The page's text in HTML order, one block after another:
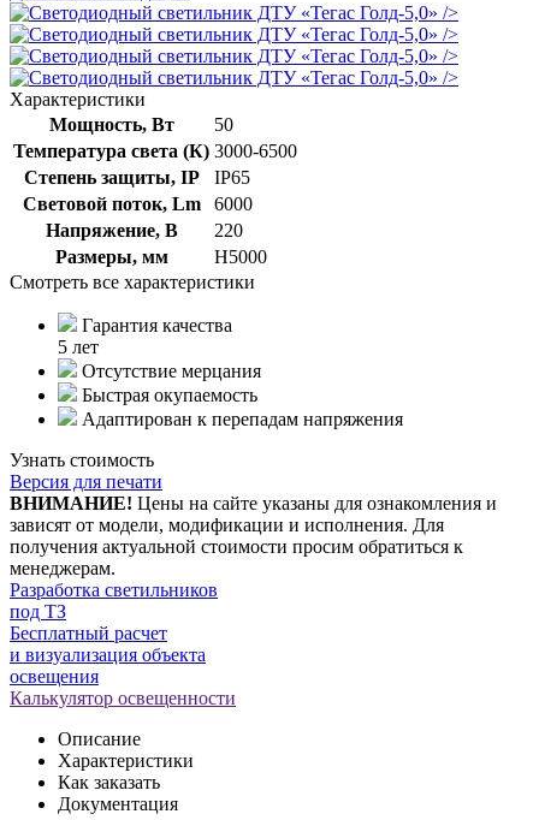
/>
/>
/>
/>
Характеристики
Мощность, Вт
50
Температура света (К) 3000-6500
Степень защиты, IP
IP65
Световой поток, Lm
6000
Напряжение, В
220
Размеры, мм
H5000
Смотреть все характеристики
Гарантия качества
5 лет
Отсутствие мерцания
Быстрая окупаемость
Адаптирован к перепадам напряжения
Узнать стоимость
Версия для печати
ВНИМАНИЕ! Цены на сайте указаны для ознакомления и
зависят от модели, модификации и исполнения. Для
получения актуальной стоимости просим обратиться к
менеджерам.
Разработка светильников
под ТЗ
Бесплатный расчет
и визуализация объекта
освещения
Калькулятор освещенности
Описание
Характеристики
Как заказать
Документация